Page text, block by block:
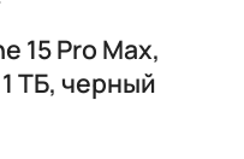
15 Pro Max,
ТБ, черный